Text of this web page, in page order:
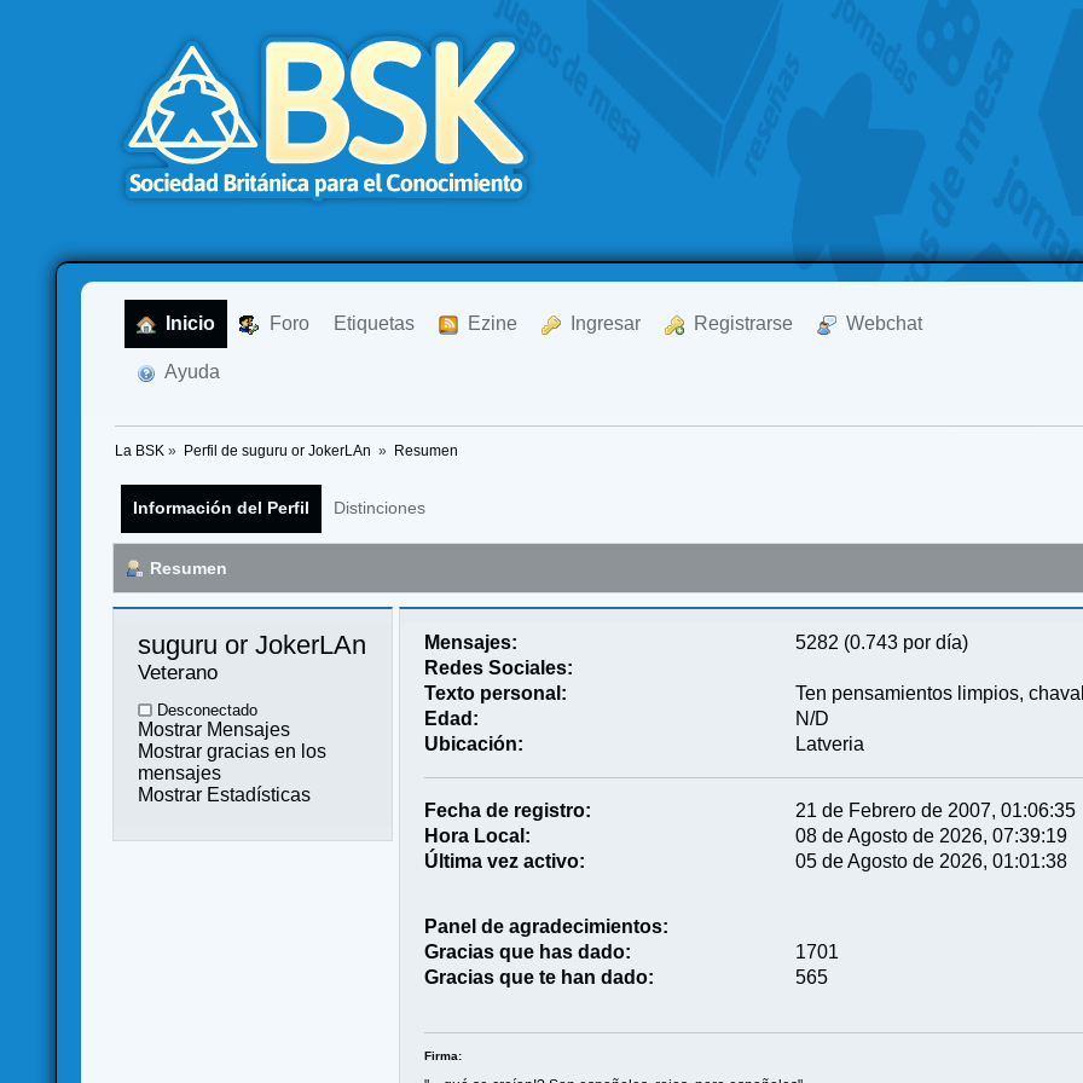
Inicio Foro Etiquetas Ezine Ingresar Registrarse Webchat
Ayuda
La BSK » Perfil de suguru or JokerLAn » Resumen
Información del Perfil Distinciones
Resumen
Veterano
Desconectado
Mostrar Mensajes
Mostrar gracias en los
mensajes
Mostrar Estadísticas
Mensajes:
5282 (0.743 por día)
Redes Sociales:
Texto personal:
Ten pensamientos limpios,
Edad:
N/D
Ubicación:
Latveria
Fecha de registro:
21 de Febrero de 2007, 01:06:35
Hora Local:
08 de Agosto de 2026, 07:39:19
Última vez activo:
05 de Agosto de 2026, 01:01:38
Panel de agradecimientos:
Gracias que has dado:
1701
Gracias que te han dado:
565
Firma: